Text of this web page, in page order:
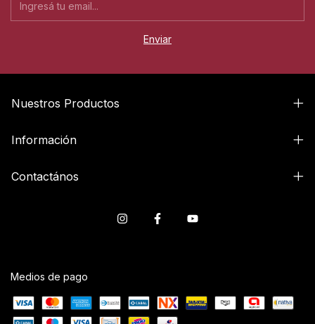
Nuestros Productos
Información
Contactános
Medios de pago